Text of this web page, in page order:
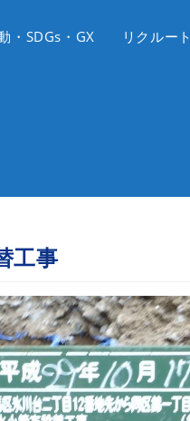
・SDGs・GX リクルート
工事